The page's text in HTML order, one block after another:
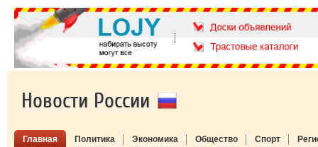
Новости России
Главная Политика Экономика Общество Спорт